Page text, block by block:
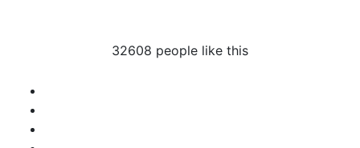
32608 people like this